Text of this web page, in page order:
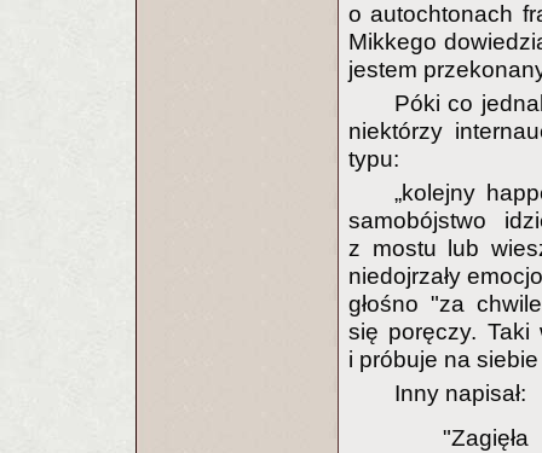
o autochtonach
Mikkego
jestem
Póki co
niektórzy
typu:
„kolejny
samobójstwo
z mostu lub
niedojrzały
głośno "za
się poręczy. Taki
i próbuje na
Inny napisał: